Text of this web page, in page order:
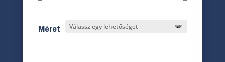
Méret